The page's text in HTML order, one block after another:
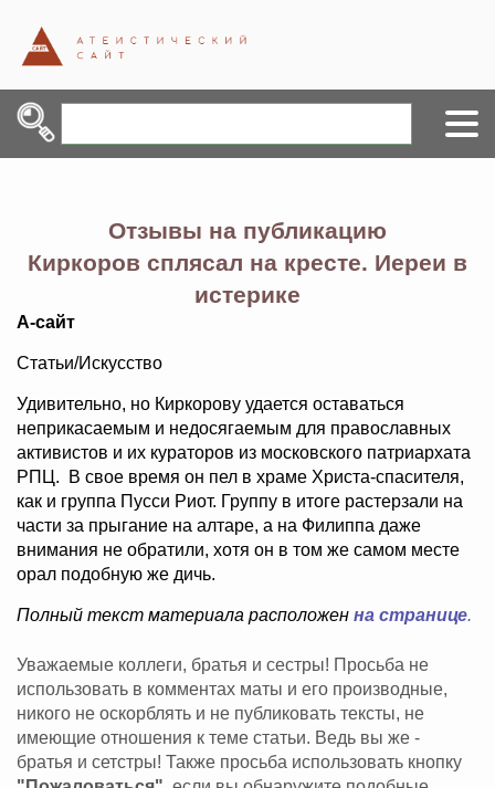
Отзывы на публикацию
Киркоров сплясал на кресте. Иереи в
истерике
А-сайт
Статьи/Искусство
Удивительно, но Киркорову удается оставаться
неприкасаемым и недосягаемым для православных
активистов и их кураторов из московского патриархата
РПЦ. В свое время он пел в храме Христа-спасителя,
как и группа Пусси Риот. Группу в итоге растерзали на
части за прыгание на алтаре, а на Филиппа даже
внимания не обратили, хотя он в том же самом месте
орал подобную же дичь.
Полный текст материала расположен на странице.
Уважаемые коллеги, братья и сестры! Просьба не
использовать в комментах маты и его производные,
никого не оскорблять и не публиковать тексты, не
имеющие отношения к теме статьи. Ведь вы же -
братья и сетстры! Также просьба использовать кнопку